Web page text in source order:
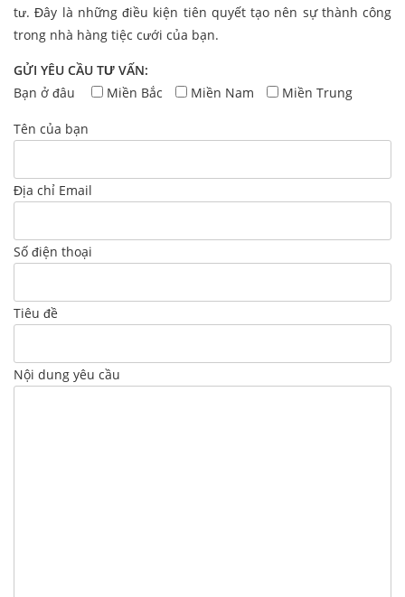
tư. Đây là những điều kiện tiên quyết tạo nên sự thành công
trong nhà hàng tiệc cưới của bạn.
GỬI YÊU CẦU TƯ VẤN:
Bạn ở đâu
Miền Bắc Miền Nam Miền Trung
Tên của bạn
Địa chỉ Email
Số điện thoại
Tiêu đề
Nội dung yêu cầu